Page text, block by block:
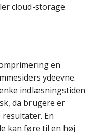
cloud-storage
en
ydeevne.
indlæsningstiden
da brugere er
En
kan føre til en høj